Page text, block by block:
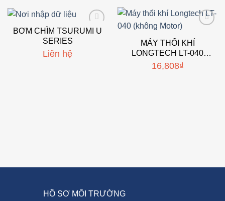
Add to
BƠM CHÌM TSURUMI U
SERIES
Liên hệ
wishlist
MÁY THỔI KHÍ
LONGTECH LT-040
(KHÔNG MOTOR)
16,808₫
HỒ SƠ MÔI TRƯỜNG